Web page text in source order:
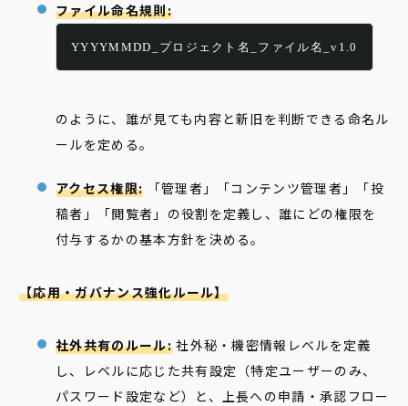
ファイル命名規則:
YYYYMMDD_プロジェクト名_ファイル名_v1.0
のように、誰が見ても内容と新旧を判断できる命名ル
ールを定める。
アクセス権限: 「管理者」「コンテンツ管理者」「投
稿者」「閲覧者」の役割を定義し、誰にどの権限を
付与するかの基本方針を決める。
【応用・ガバナンス強化ルール】
社外共有のルール:社外秘・機密情報レベルを定義
し、レベルに応じた共有設定（特定ユーザーのみ、
パスワード設定など）と、上長への申請・承認フロー